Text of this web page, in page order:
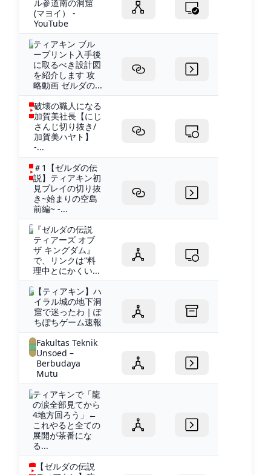
ル参道南の洞窟
(マヨイ） -
YouTube
ティアキン ブル
ープリント入手後
に取るべき設計図
を紹介します 攻
略動画 ゼルダの...
破壊の職人になる
加賀美社長【にじ
さんじ切り抜き/
加賀美ハヤト】
-...
＃1【ゼルダの伝
説】ティアキン初
見プレイの切り抜
き~始まりの空島
前編~ -...
『ゼルダの伝説
ティアーズ オブ
ザ キングダム』
で、リンクは“料
理中とにかくい...
【ティアキン】ハ
イラル城の地下洞
窟で迷ったわ｜ぽ
ちぽちゲーム速報
Fakultas Teknik
Unsoed –
Berbudaya
Mutu
ティアキンで「龍
の涙全部見てから
4地方回ろう」←
これやると全ての
展開が茶番にな
る...
【ゼルダの伝説